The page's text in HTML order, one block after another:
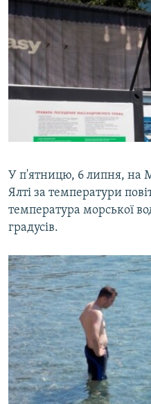
У п'ятницю, 6 липня, на
Ялті за температури
температура морської
градусів.